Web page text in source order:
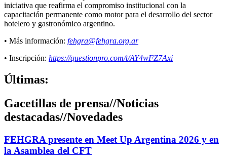
iniciativa que reafirma el compromiso institucional con la
capacitación permanente como motor para el desarrollo del sector
hotelero y gastronómico argentino.
• Más información: fehgra@fehgra.org.ar
• Inscripción: https://questionpro.com/t/AY4wFZ7Axi
Últimas:
Gacetillas de prensa//Noticias
destacadas//Novedades
FEHGRA presente en Meet Up Argentina 2026 y en
la Asamblea del CFT